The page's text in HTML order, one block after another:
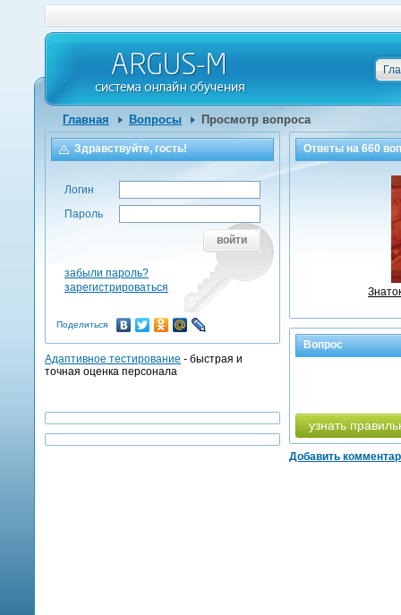
Главная Вопросы Просмотр вопроса
Ответы на660
Вопрос
узнать
Добавить
Здравствуйте, гость!
Логин
Пароль
войти
забыли пароль?
зарегистрироваться
Поделиться
Адаптивное тестирование - быстрая и
точная оценка персонала